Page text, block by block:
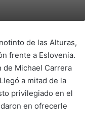
de las Alturas,
frente a Eslovenia.
de Michael Carrera
a mitad de la
privilegiado en el
en ofrecerle